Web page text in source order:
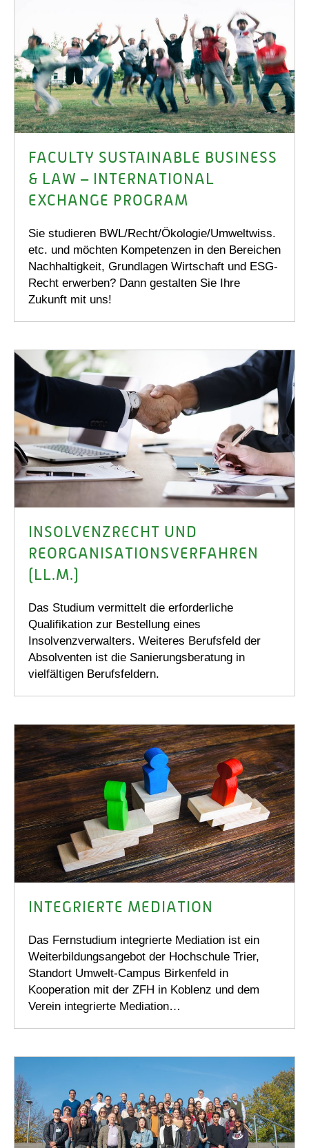
FACULTY SUSTAINABLE BUSINESS
& LAW – INTERNATIONAL
EXCHANGE PROGRAM
Sie studieren BWL/Recht/Ökologie/Umweltwiss.
etc. und möchten Kompetenzen in den Bereichen
Nachhaltigkeit, Grundlagen Wirtschaft und ESG-
Recht erwerben? Dann gestalten Sie Ihre
Zukunft mit uns!
INSOLVENZRECHT UND
REORGANISATIONS­VERFAHREN
(LL.M.)
Das Studium vermittelt die erforderliche
Qualifikation zur Bestellung eines
Insolvenzverwalters. Weiteres Berufsfeld der
Absolventen ist die Sanierungsberatung in
vielfältigen Berufsfeldern.
INTEGRIERTE MEDIATION
Das Fernstudium integrierte Mediation ist ein
Weiterbildungsangebot der Hochschule Trier,
Standort Umwelt-Campus Birkenfeld in
Kooperation mit der ZFH in Koblenz und dem
Verein integrierte Mediation…